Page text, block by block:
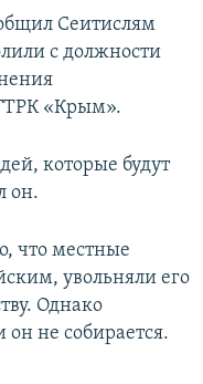
Сеитислям
с должности
«Крым».
которые будут
он.
что местные
увольняли его
Однако
он не собирается.